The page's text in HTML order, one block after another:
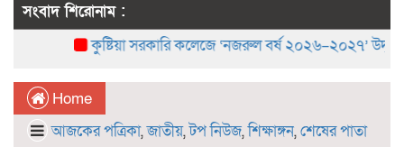
সংবাদ শিরোনাম :
কুষ্টিয়া সরকারি কলেজে ‘নজরুল বর্ষ ২০২৬–২০২৭’ উদ্‌যাপন
Home
আজকের পত্রিকা,জাতীয়,টপ নিউজ,শিক্ষাঙ্গন,শেষের পাতা